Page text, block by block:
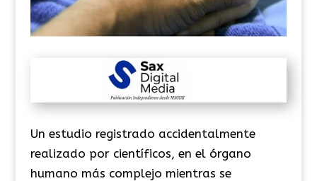
Un estudio registrado accidentalmente
realizado por científicos, en el órgano
humano más complejo mientras se